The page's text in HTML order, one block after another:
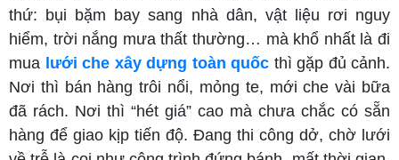
thứ: bụi bặm bay sang nhà dân, vật liệu rơi nguy
hiểm, trời nắng mưa thất thường… mà khổ nhất là đi
mua lưới che xây dựng toàn quốc thì gặp đủ cảnh.
Nơi thì bán hàng trôi nổi, mỏng te, mới che vài bữa
đã rách. Nơi thì “hét giá” cao mà chưa chắc có sẵn
hàng để giao kịp tiến độ. Đang thi công dở, chờ lưới